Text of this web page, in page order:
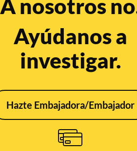
A nosotros
Ayúdanos a
investigar.
Hazte Embajadora/Embajador
al cáncer: las
salud infantil
Salud